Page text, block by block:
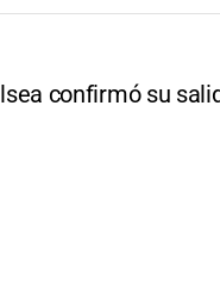
confirmó su